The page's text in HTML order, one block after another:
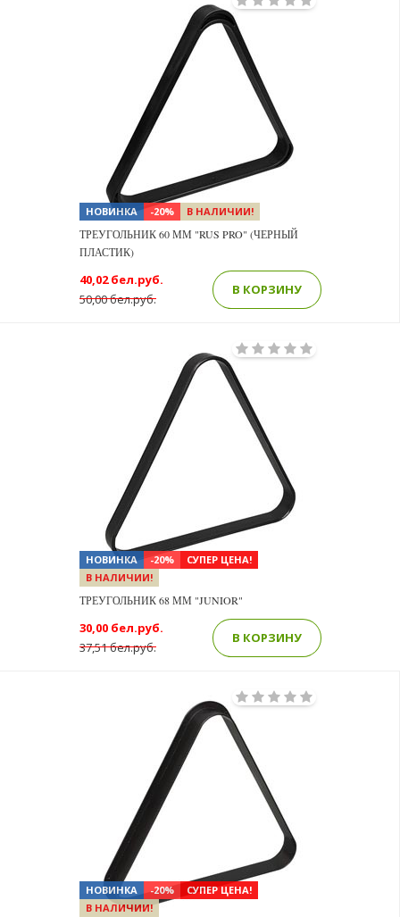
НОВИНКА -20% В НАЛИЧИИ!
ТРЕУГОЛЬНИК 60 ММ "RUS PRO" (ЧЕРНЫЙ
ПЛАСТИК)
50,00 бел.руб.
40,02 бел.руб.
В КОРЗИНУ
НОВИНКА -20%
СУПЕР ЦЕНА!
В НАЛИЧИИ!
ТРЕУГОЛЬНИК 68 ММ "JUNIOR"
37,51 бел.руб.
30,00 бел.руб.
В КОРЗИНУ
НОВИНКА -20%
СУПЕР ЦЕНА!
В НАЛИЧИИ!